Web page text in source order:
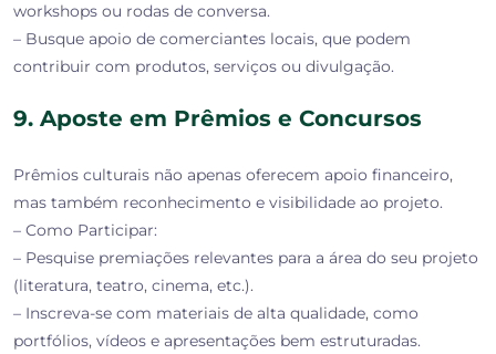
workshops ou rodas de conversa.
– Busque apoio de comerciantes locais, que podem
contribuir com produtos, serviços ou divulgação.
9. Aposte em Prêmios e Concursos
Prêmios culturais não apenas oferecem apoio financeiro,
mas também reconhecimento e visibilidade ao projeto.
– Como Participar:
– Pesquise premiações relevantes para a área do seu projeto
(literatura, teatro, cinema, etc.).
– Inscreva-se com materiais de alta qualidade, como
portfólios, vídeos e apresentações bem estruturadas.